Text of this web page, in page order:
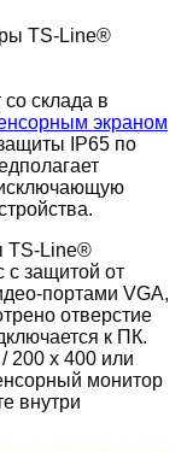
со склада в
экраном
IP65 по
исключающую
TS-Line®
с защитой от
портами VGA,
отверстие
к ПК.
200 х 400 или
монитор
внутри